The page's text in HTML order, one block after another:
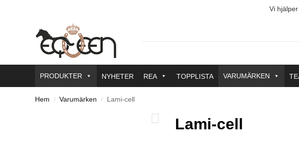
Vi
PRODUKTER NYHETER REA TOPPLISTA VARUMÄRKEN
Hem / Varumärken / Lami-cell
Lami-cell